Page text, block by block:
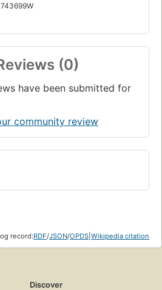
(0)
have been submitted for
community review
record:RDF/JSON/OPDS Wikipedia citation
Discover